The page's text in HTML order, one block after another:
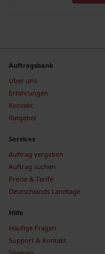
Auftragsbank
Über uns
Erfahrungen
Kontakt
Ratgeber
Services
Auftrag vergeben
Auftrag suchen
Preise & Tarife
Deutschlands Landtage
Hilfe
Häufige Fragen
Support & Kontakt